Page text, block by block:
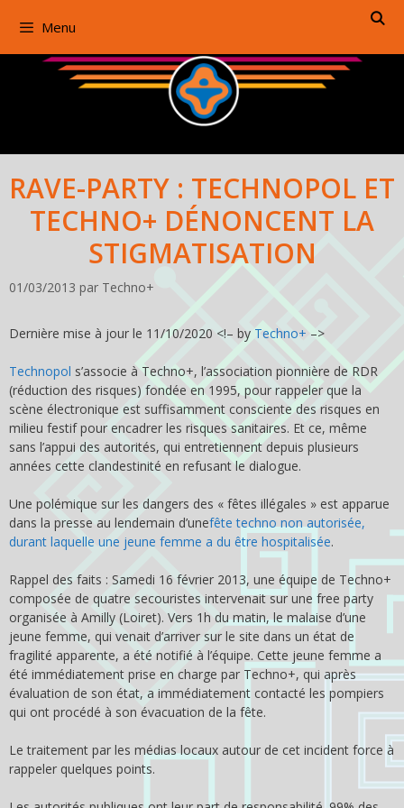
Menu
RAVE-PARTY : TECHNOPOL ET
TECHNO+ DÉNONCENT LA
STIGMATISATION
01/03/2013 par Techno+
Dernière mise à jour le 11/10/2020 <!– by Techno+–>
Technopol s’associe à Techno+, l’association pionnière de RDR
(réduction des risques) fondée en 1995, pour rappeler que la
scène électronique est suffisamment consciente des risques en
milieu festif pour encadrer les risques sanitaires. Et ce, même
sans l’appui des autorités, qui entretiennent depuis plusieurs
années cette clandestinité en refusant le dialogue.
Une polémique sur les dangers des « fêtes illégales » est apparue
dans la presse au lendemain d’unefête techno non autorisée,
durant laquelle une jeune femme a du être hospitalisée.
Rappel des faits : Samedi 16 février 2013, une équipe de Techno+
composée de quatre secouristes intervenait sur une free party
organisée à Amilly (Loiret). Vers 1h du matin, le malaise d’une
jeune femme, qui venait d’arriver sur le site dans un état de
fragilité apparente, a été notifié à l’équipe. Cette jeune femme a
été immédiatement prise en charge par Techno+, qui après
évaluation de son état, a immédiatement contacté les pompiers
qui ont procédé à son évacuation de la fête.
Le traitement par les médias locaux autour de cet incident force à
rappeler quelques points.